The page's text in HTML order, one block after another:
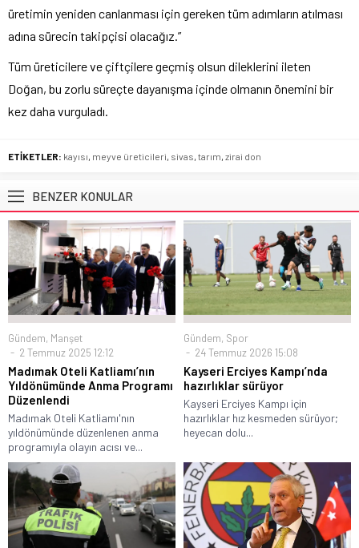
üretimin yeniden canlanması için gereken tüm adımların atılması
adına sürecin takipçisi olacağız.”
Tüm üreticilere ve çiftçilere geçmiş olsun dileklerini ileten
Doğan, bu zorlu süreçte dayanışma içinde olmanın önemini bir
kez daha vurguladı.
ETİKETLER: kayısı, meyve üreticileri, sivas, tarım, zirai don
BENZER KONULAR
Gündem, Manşet
2 Temmuz 2025 12:12
Madımak Oteli Katliamı’nın
Yıldönümünde Anma Programı
Düzenlendi
Madımak Oteli Katliamı'nın
yıldönümünde düzenlenen anma
programıyla olayın acısı ve...
Gündem, Spor
24 Temmuz 2026 15:08
Kayseri Erciyes Kampı’nda
hazırlıklar sürüyor
Kayseri Erciyes Kampı için
hazırlıklar hız kesmeden sürüyor;
heyecan dolu...